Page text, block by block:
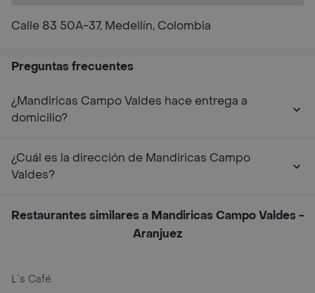
Calle 83 50A-37, Medellín, Colombia
Preguntas frecuentes
¿Mandiricas Campo Valdes hace entrega a
domicilio?
¿Cuál es la dirección de Mandiricas Campo
Valdes?
Restaurantes similares a Mandiricas Campo Valdes -
Aranjuez
L´s Café